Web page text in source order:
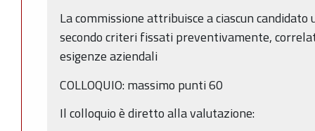
La commissione attribuisce a ciascun
secondo criteri fissati preventivamente,
esigenze aziendali
COLLOQUIO: massimo punti 60
Il colloquio è diretto alla valutazione: